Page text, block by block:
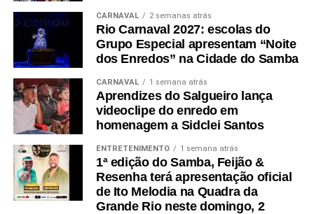
CARNAVAL 2 semanas atrás
Rio Carnaval 2027: escolas do
Grupo Especial apresentam “Noite
dos Enredos” na Cidade do Samba
CARNAVAL 1 semana atrás
Aprendizes do Salgueiro lança
videoclipe do enredo em
homenagem a Sidclei Santos
ENTRETENIMENTO 1 semana atrás
1ª edição do Samba, Feijão &
Resenha terá apresentação oficial
de Ito Melodia na Quadra da
Grande Rio neste domingo, 2